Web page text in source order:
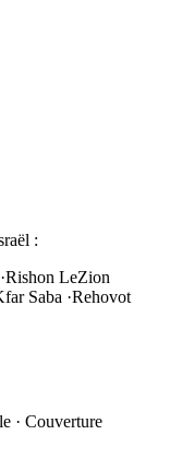
:
·Rishon LeZion
Saba ·Rehovot
· Couverture